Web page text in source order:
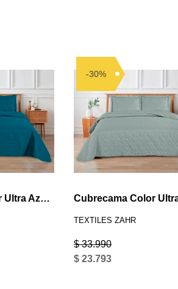
Cubrecama Color Ultra Azul Doble
-30%
TEXTILES ZAHR
$ 33.990
$ 23.793